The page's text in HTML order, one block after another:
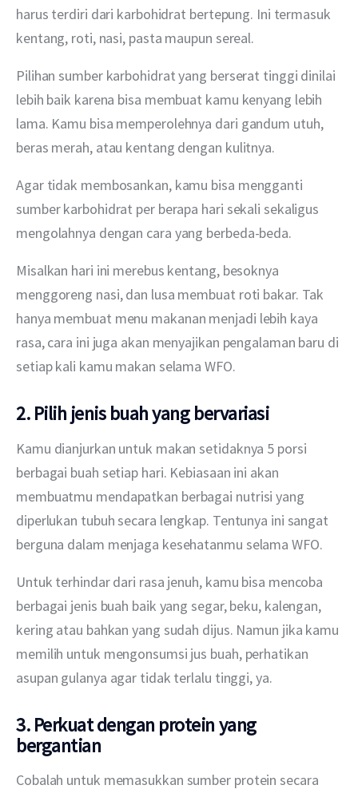
harus terdiri dari karbohidrat bertepung. Ini termasuk
kentang, roti, nasi, pasta maupun sereal.
Pilihan sumber karbohidrat yang berserat tinggi dinilai
lebih baik karena bisa membuat kamu kenyang lebih
lama. Kamu bisa memperolehnya dari gandum utuh,
beras merah, atau kentang dengan kulitnya.
Agar tidak membosankan, kamu bisa mengganti
sumber karbohidrat per berapa hari sekali sekaligus
mengolahnya dengan cara yang berbeda-beda.
Misalkan hari ini merebus kentang, besoknya
menggoreng nasi, dan lusa membuat roti bakar. Tak
hanya membuat menu makanan menjadi lebih kaya
rasa, cara ini juga akan menyajikan pengalaman baru di
setiap kali kamu makan selama WFO.
2. Pilih jenis buah yang bervariasi
Kamu dianjurkan untuk makan setidaknya 5 porsi
berbagai buah setiap hari. Kebiasaan ini akan
membuatmu mendapatkan berbagai nutrisi yang
diperlukan tubuh secara lengkap. Tentunya ini sangat
berguna dalam menjaga kesehatanmu selama WFO.
Untuk terhindar dari rasa jenuh, kamu bisa mencoba
berbagai jenis buah baik yang segar, beku, kalengan,
kering atau bahkan yang sudah dijus. Namun jika kamu
memilih untuk mengonsumsi jus buah, perhatikan
asupan gulanya agar tidak terlalu tinggi, ya.
3. Perkuat dengan protein yang
bergantian
Cobalah untuk memasukkan sumber protein secara